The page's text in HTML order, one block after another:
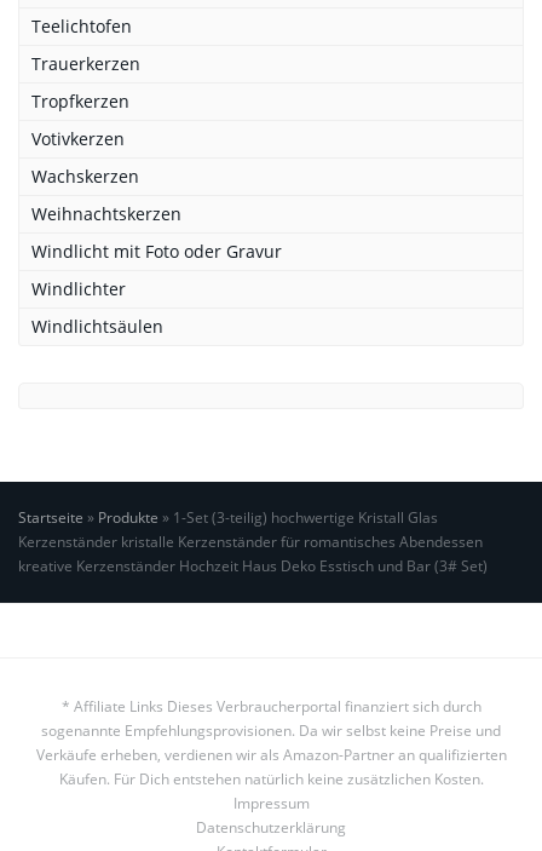
Teelichtofen
Trauerkerzen
Tropfkerzen
Votivkerzen
Wachskerzen
Weihnachtskerzen
Windlicht mit Foto oder Gravur
Windlichter
Windlichtsäulen
Startseite » Produkte » 1-Set (3-teilig) hochwertige Kristall Glas
Kerzenständer kristalle Kerzenständer für romantisches Abendessen
kreative Kerzenständer Hochzeit Haus Deko Esstisch und Bar (3# Set)
* Affiliate Links Dieses Verbraucherportal finanziert sich durch
sogenannte Empfehlungsprovisionen. Da wir selbst keine Preise und
Verkäufe erheben, verdienen wir als Amazon-Partner an qualifizierten
Käufen. Für Dich entstehen natürlich keine zusätzlichen Kosten.
Impressum
Datenschutzerklärung